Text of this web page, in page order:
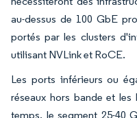
au-dessus de 100 GbE
portés par les clusters
utilisant NVLink et RoCE.
Les ports inférieurs ou
réseaux hors bande et
temps, le segment 25-40